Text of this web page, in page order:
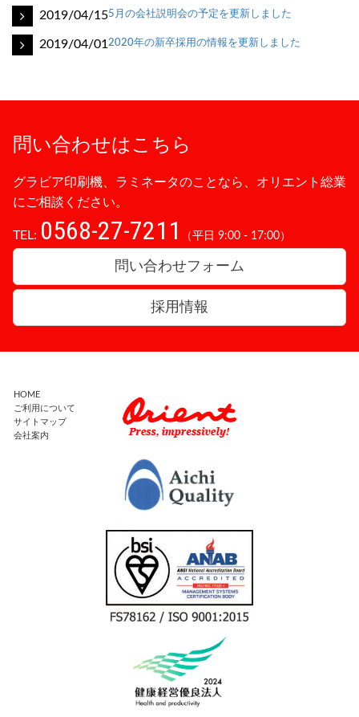
2019/04/155月の会社説明会の予定を更新しました
2019/04/01 2020年の新卒採用の情報を更新しました
問い合わせはこちら
グラビア印刷機、ラミネータのことなら、オリエント総業
にご相談ください。
TEL: 0568-27-7211 （平日 9:00 - 17:00）
問い合わせフォーム
採用情報
HOME
ご利用について
サイトマップ
会社案内